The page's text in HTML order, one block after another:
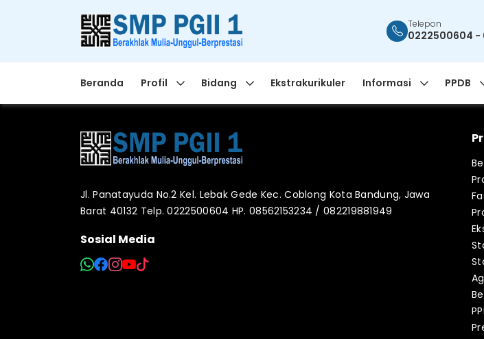
Telepon
0222500604 -
Beranda Profil Bidang Ekstrakurikuler Informasi PPDB
Jl. Panatayuda No.2 Kel. Lebak Gede Kec. Coblong Kota Bandung, Jawa
Barat 40132 Telp. 0222500604 HP. 08562153234 / 082219881949
Sosial Media